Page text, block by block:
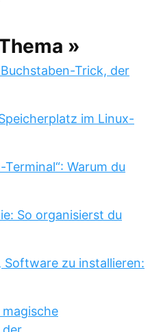
»
Trick, der
im Linux-
Warum du
So organisierst du
zu installieren: